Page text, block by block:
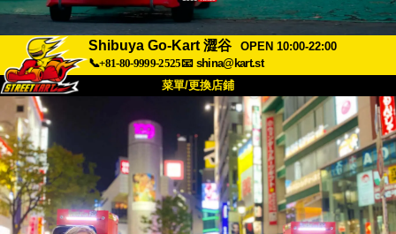
Shibuya Go-Kart 澀谷
OPEN 10:00-22:00
📞+81-80-9999-2525📧 shina@kart.st
菜單/更換店鋪
首頁
關於 規格 價格
交通方式 顧客聲音 常見問題
公司 預訂